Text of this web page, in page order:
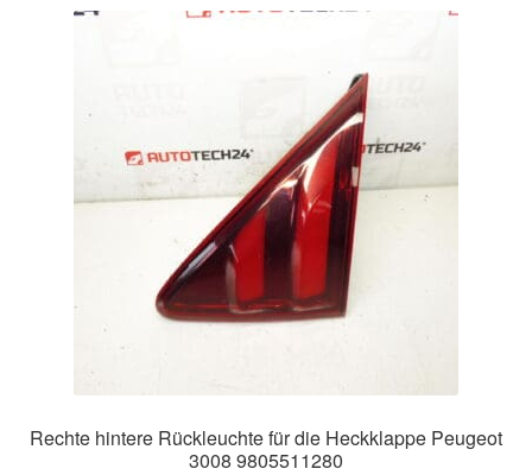
Rechte hintere Rückleuchte für die Heckklappe Peugeot
3008 9805511280